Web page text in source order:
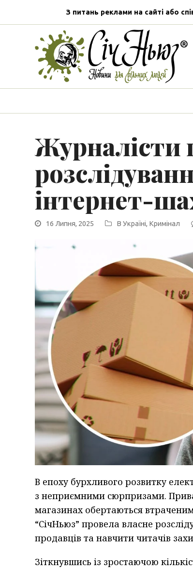
З питань реклами на сайті або
Журналісти
інтернет-
16 Липня, 2025 В Україні, Кримінал
В епоху бурхливого розвитку
з неприємними сюрпризами.
магазинах обертаються
“СічНьюз” провела власне
продавців та навчити читачів
Зіткнувшись із зростаючою